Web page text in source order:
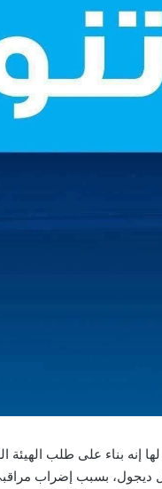
إنه بناء على طلب الهيئة
بسبب إضراب